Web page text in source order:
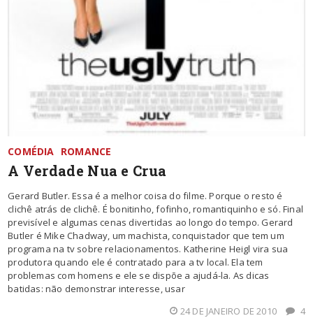
COMÉDIA ROMANCE
A Verdade Nua e Crua
Gerard Butler. Essa é a melhor coisa do filme. Porque o resto é
clichê atrás de clichê. É bonitinho, fofinho, romantiquinho e só. Final
previsível e algumas cenas divertidas ao longo do tempo. Gerard
Butler é Mike Chadway, um machista, conquistador que tem um
programa na tv sobre relacionamentos. Katherine Heigl vira sua
produtora quando ele é contratado para a tv local. Ela tem
problemas com homens e ele se dispõe a ajudá-la. As dicas
batidas: não demonstrar interesse, usar
24 DE JANEIRO DE 2010
4